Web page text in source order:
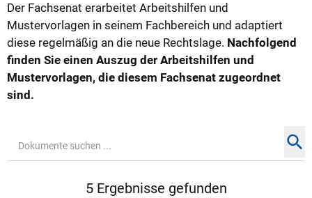
Der Fachsenat erarbeitet Arbeitshilfen und
Mustervorlagen in seinem Fachbereich und adaptiert
diese regelmäßig an die neue Rechtslage. Nachfolgend
finden Sie einen Auszug der Arbeitshilfen und
Mustervorlagen, die diesem Fachsenat zugeordnet
sind.
5 Ergebnisse gefunden